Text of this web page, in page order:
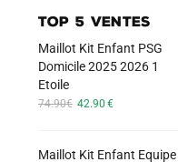
TOP 5 VENTES
Maillot Kit Enfant PSG
Domicile 2025 2026 1
Etoile
74.90€ Le
était :
42.90 €Le
est :
Maillot Kit Enfant Equipe